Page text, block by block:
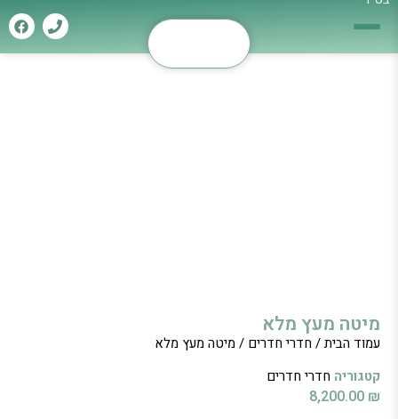
מיטה מעץ מלא
עמוד הבית/ חדרי חדרים / מיטה מעץ מלא
קטגוריה חדרי חדרים
8,200.00 ₪